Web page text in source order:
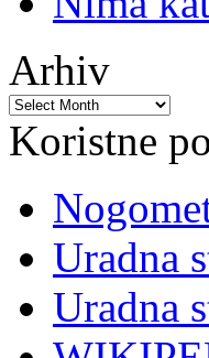
Arhiv
Koristne
Uradna
Uradna